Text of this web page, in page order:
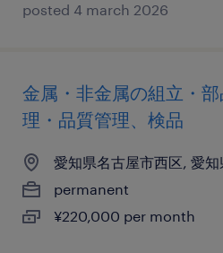
posted 4 march 2026
金属・非金属の組立・
理・品質管理、検品
愛知県名古屋市西区, 愛知
permanent
¥220,000 per month